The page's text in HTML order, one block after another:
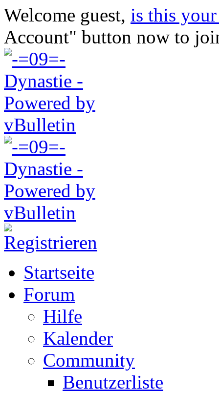
Welcome guest, is this
Account" button now to
Startseite
Forum
Hilfe
Kalender
Community
Benutzerliste